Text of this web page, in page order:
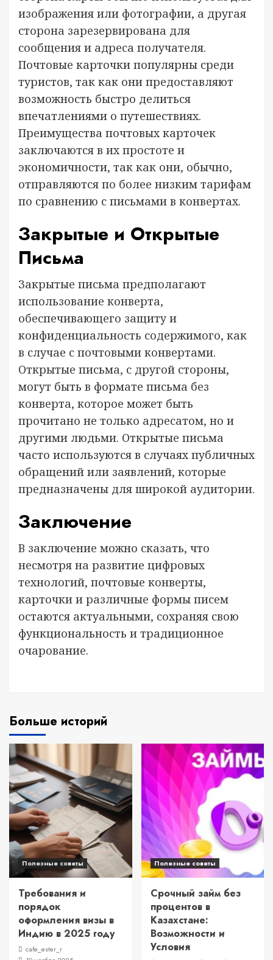
изображения или фотографии, а другая
сторона зарезервирована для
сообщения и адреса получателя.
Почтовые карточки популярны среди
туристов, так как они предоставляют
возможность быстро делиться
впечатлениями о путешествиях.
Преимущества почтовых карточек
заключаются в их простоте и
экономичности, так как они, обычно,
отправляются по более низким тарифам
по сравнению с письмами в конвертах.
Закрытые и Открытые
Письма
Закрытые письма предполагают
использование конверта,
обеспечивающего защиту и
конфиденциальность содержимого, как
в случае с почтовыми конвертами.
Открытые письма, с другой стороны,
могут быть в формате письма без
конверта, которое может быть
прочитано не только адресатом, но и
другими людьми. Открытые письма
часто используются в случаях публичных
обращений или заявлений, которые
предназначены для широкой аудитории.
Заключение
В заключение можно сказать, что
несмотря на развитие цифровых
технологий, почтовые конверты,
карточки и различные формы писем
остаются актуальными, сохраняя свою
функциональность и традиционное
очарование.
Больше историй
Полезные советы
Требования и
порядок
оформления визы в
Индию в 2025 году
cafe_ester_r
Полезные советы
Срочный займ без
процентов в
Казахстане:
Возможности и
Условия